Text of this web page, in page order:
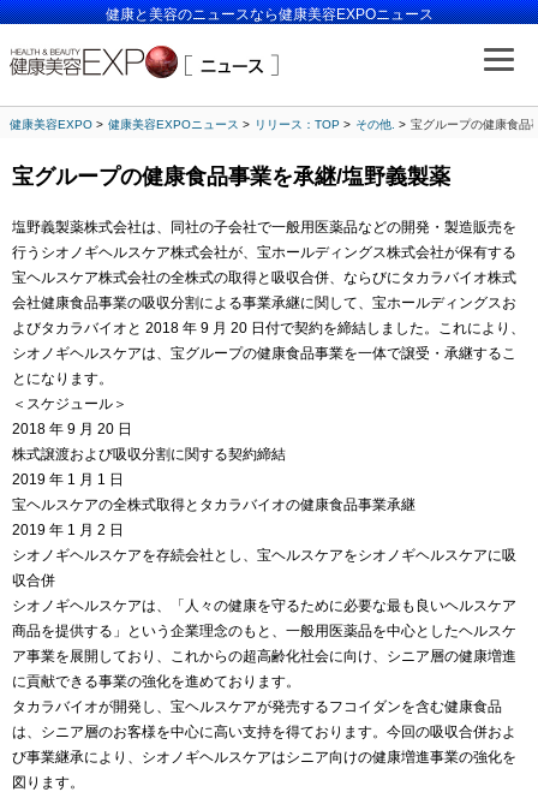
健康と美容のニュースなら健康美容EXPOニュース
健康美容EXPO 健康美容EXPOニュース リリース：TOP その他. 宝グループの健康食品
宝グループの健康食品事業を承継/塩野義製薬
塩野義製薬株式会社は、同社の子会社で一般用医薬品などの開発・製造販売を
行うシオノギヘルスケア株式会社が、宝ホールディングス株式会社が保有する
宝ヘルスケア株式会社の全株式の取得と吸収合併、ならびにタカラバイオ株式
会社健康食品事業の吸収分割による事業承継に関して、宝ホールディングスお
よびタカラバイオと 2018 年 9 月 20 日付で契約を締結しました。これにより、
シオノギヘルスケアは、宝グループの健康食品事業を一体で譲受・承継するこ
とになります。
＜スケジュール＞
2018 年 9 月 20 日
株式譲渡および吸収分割に関する契約締結
2019 年 1 月 1 日
宝ヘルスケアの全株式取得とタカラバイオの健康食品事業承継
2019 年 1 月 2 日
シオノギヘルスケアを存続会社とし、宝ヘルスケアをシオノギヘルスケアに吸
収合併
シオノギヘルスケアは、「人々の健康を守るために必要な最も良いヘルスケア
商品を提供する」という企業理念のもと、一般用医薬品を中心としたヘルスケ
ア事業を展開しており、これからの超高齢化社会に向け、シニア層の健康増進
に貢献できる事業の強化を進めております。
タカラバイオが開発し、宝ヘルスケアが発売するフコイダンを含む健康食品
は、シニア層のお客様を中心に高い支持を得ております。今回の吸収合併およ
び事業継承により、シオノギヘルスケアはシニア向けの健康増進事業の強化を
図ります。